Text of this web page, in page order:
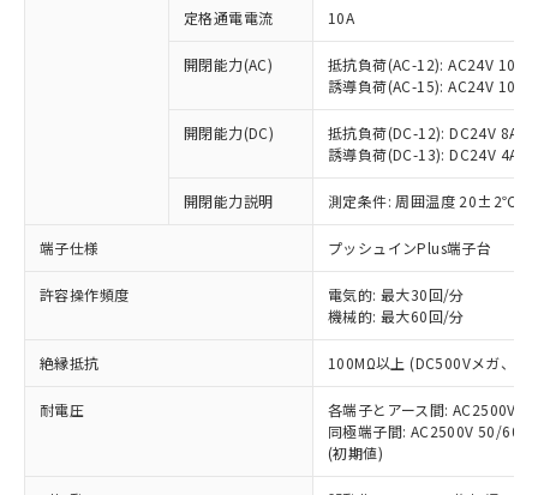
定格通電電流 10A
開閉能力(AC)
抵抗負荷(AC-12): AC24V 10A/
誘導負荷(AC-15): AC24V
開閉能力(DC)
抵抗負荷(DC-12): DC24V 8A/
誘導負荷(DC-13): DC24V 4A/
開閉能力説明 測定条件: 周囲温度 20±2℃、
端子仕様 プッシュインPlus端子台
許容操作頻度
電気的: 最大30回/分
機械的: 最大60回/分
絶縁抵抗 100MΩ以上 (DC500Vメガ、点
耐電圧
各端子とアース間: AC2500V
同極端子間: AC2500V 50/
(初期値)
ご利用条件
以下の条件をお読みいただき、同意のうえ
ご利用ください。
本サービスは、当社制御機器事業取扱
商品の当社在庫状況および標準価格
(税抜)を提供させていただくもので
当社制御機器事業取扱商品の中には、
本サービスの対象外となる商品もある
ことをご了承ください。
在庫状況および標準価格照会結果は、
記載している更新日時点での社内デー
タに基づき作成されるものであり、閲
覧された時点での実際の在庫および標
準価格とは異なる場合があることをご
対応予定：EU RoHS指令（10物質）の非含
有に対応した製品に切り替える予定のある
対応予定なし：EU RoHS指令（10物質）の
非含有に非対応の商品で、対応品を出す予
定はありません。
調査・確認中：EU RoHS指令（10物質）の
非含有の対応状況を調査中または確認中の
非該当品：ライセンス料など無形物で、有
害物質有無と関係のない商品です。
仕入先様の事情により、非含有部品として
いたものが、含有品と判明した場合などや
むを得ず変更することがあります。
鉛(Pb) 1000ppm以下、 水銀(Hg) 1000ppm以下、 カド
六価クロム(Cr(Ⅵ)) 1000ppm以下、ポリ臭化ビフェニル
類(PBB) 1000ppm以下、ポリ臭化ジフェニルエーテル類
(PBDE) 1000ppm以下、フタル酸ビス(2-エチルヘキシ
※1 中国RoHS○×表
「○」：最大均質材料含有率が中国RoHSの
基準値以下であることを示します。
「×」：最大均質材料含有率が中国RoHSの
基準値を超えていることを示します。
「－」：未確認です。当社販売部門へお問
い合わせください。
*中国RoHS10物質の基準値 (GB/T26572)：
Pb(鉛) :1000ppm、 Hg(水銀) : 1000ppm、 Cd(カドミウ
Cr(Ⅵ)(六価クロム) : 1000ppm、 PBBs(ポリ臭化ビフェ
当社は、これら貴社製品のうち、外国
為替および外国貿易法に定める商品
（以下｢規制貨物等」という）を輸出
国政府の輸出許可(または役務取引許
可)を取得するなどの必要な手続きを